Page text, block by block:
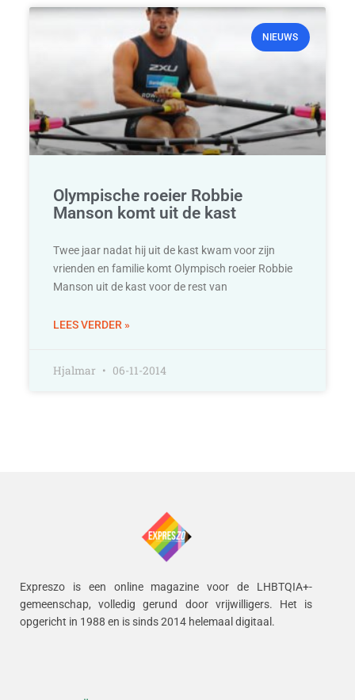
NIEUWS
Olympische roeier Robbie
Manson komt uit de kast
Twee jaar nadat hij uit de kast kwam voor zijn
vrienden en familie komt Olympisch roeier Robbie
Manson uit de kast voor de rest van
LEES VERDER »
Hjalmar 06-11-2014
Expreszo is een online magazine voor de LHBTQIA+-
gemeenschap, volledig gerund door vrijwilligers. Het is
opgericht in 1988 en is sinds 2014 helemaal digitaal.